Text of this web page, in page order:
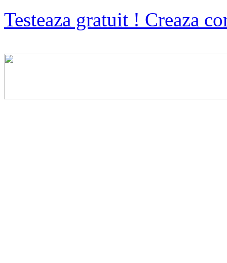
Testeaza gratuit ! Creaza